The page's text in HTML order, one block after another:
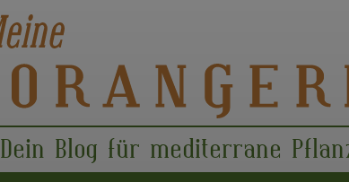
Dein Blog für mediterrane